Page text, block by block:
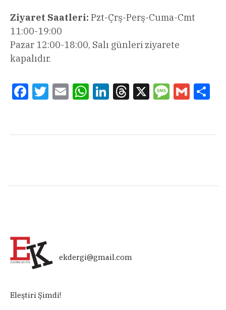
Ziyaret Saatleri: Pzt-Çrş-Perş-Cuma-Cmt
11:00-19:00
Pazar 12:00-18:00, Salı günleri ziyarete
kapalıdır.
FacebookTwitterEmail WhatsAppLinkedInThreads
X Message
Gmail
ekdergi@gmail.com
Eleştiri Şimdi!